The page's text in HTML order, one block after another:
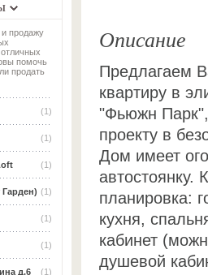
продажу
помочь
продать
(1)
(1)
(1)
(1)
(1)
(1)
(1)
д.6
Описание
Предлагаем
квартиру в
"Фьюжн
проекту в
Дом имеет
автостоянку.
планировка:
кухня,
кабинет
душевой